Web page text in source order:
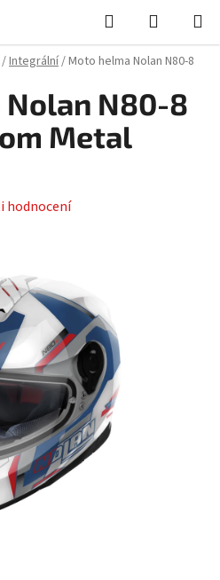
Hledat
KOŠÍK
/Integrální/Moto helma Nolan N80-8
N80-8
Metal
hodnocení